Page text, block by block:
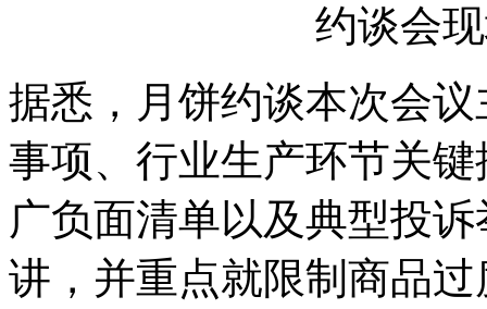
约谈会
据悉，月饼约谈本次会
事项、行业生产环节关
广负面清单以及典型投
讲，并重点就限制商品